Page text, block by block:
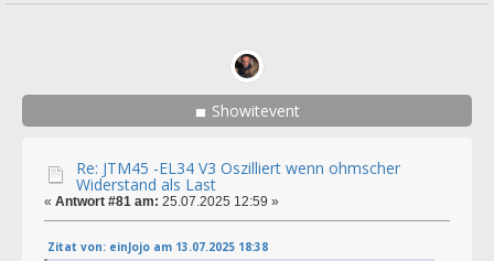
Showitevent
Re: JTM45 -EL34 V3 Oszilliert wenn ohmscher
Widerstand als Last
« Antwort #81 am: 25.07.2025 12:59 »
Zitat von: einJojo am 13.07.2025 18:38